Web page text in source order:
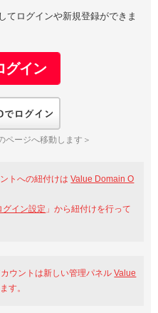
Amazon
Oneのログイン画面へ遷移します
アカウント作成
録可能
Yahoo!
てログインや新規登録ができま
ページへ移動します＞
トへの紐付けはValue Domain O
グイン設定 」から紐付けを行って
ウントは新しい管理パネルValue
す。